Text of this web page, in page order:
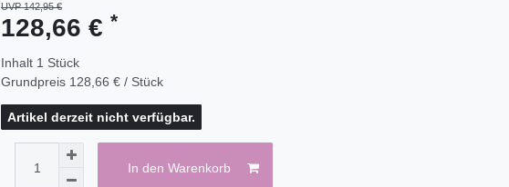
UVP 142,95 €
128,66 € *
Inhalt 1 Stück
Grundpreis 128,66 € / Stück
Artikel derzeit nicht verfügbar.
In den Warenkorb